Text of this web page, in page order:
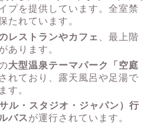
プを提供しています。全室禁
たれています。​
レストランやカフェ
、最上階
あります。
大型温泉テーマパーク「空庭
れており、露天風呂や足湯で
す。
ル・スタジオ・ジャパン）行
バス が運行されています。